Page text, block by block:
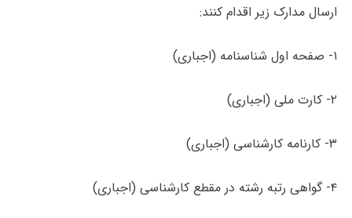
ارسال مدارک زیر اقدام کنند:
۱- صفحه اول شناسنامه (اجباری)
۲- کارت ملی (اجباری)
۳- کارنامه کارشناسی (اجباری)
۴- گواهی رتبه رشته در مقطع کارشناسی (اجباری)